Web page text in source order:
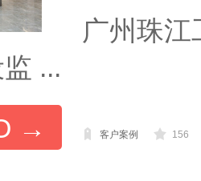
广州珠
...
→
客户案例 156